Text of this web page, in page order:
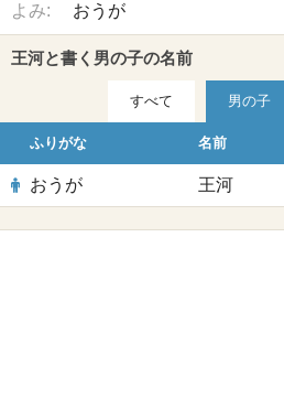
よみ: おうが
王河と書く男の子の名前
すべて 男の子
ふりがな 名前
おうが 王河